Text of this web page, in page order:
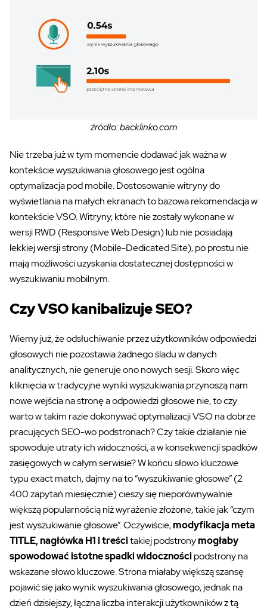
źródło: backlinko.com
Nie trzeba już w tym momencie dodawać jak ważna w
kontekście wyszukiwania głosowego jest ogólna
optymalizacja pod mobile. Dostosowanie witryny do
wyświetlania na małych ekranach to bazowa rekomendacja w
kontekście VSO. Witryny, które nie zostały wykonane w
wersji RWD (Responsive Web Design) lub nie posiadają
lekkiej wersji strony (Mobile-Dedicated Site), po prostu nie
mają możliwości uzyskania dostatecznej dostępności w
wyszukiwaniu mobilnym.
Czy VSO kanibalizuje SEO?
Wiemy już, że odsłuchiwanie przez użytkowników odpowiedzi
głosowych nie pozostawia żadnego śladu w danych
analitycznych, nie generuje ono nowych sesji. Skoro więc
kliknięcia w tradycyjne wyniki wyszukiwania przynoszą nam
nowe wejścia na stronę a odpowiedzi głosowe nie, to czy
warto w takim razie dokonywać optymalizacji VSO na dobrze
pracujących SEO-wo podstronach? Czy takie działanie nie
spowoduje utraty ich widoczności, a w konsekwencji spadków
zasięgowych w całym serwisie? W końcu słowo kluczowe
typu exact match, dajmy na to “wyszukiwanie głosowe” (2
400 zapytań miesięcznie) cieszy się nieporównywalnie
większą popularnością niż wyrażenie złożone, takie jak “czym
jest wyszukiwanie głosowe”. Oczywiście,modyfikacja meta
TITLE, nagłówka H1 i treścitakiej podstronymogłaby
spowodować istotne spadki widocznościpodstrony na
wskazane słowo kluczowe. Strona miałaby większą szansę
pojawić się jako wynik wyszukiwania głosowego, jednak na
dzień dzisiejszy, łączna liczba interakcji użytkowników z tą